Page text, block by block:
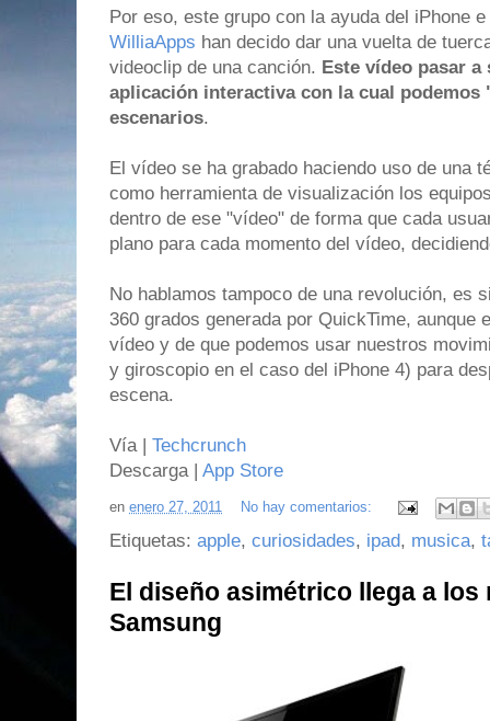
Por eso, este grupo con la ayuda del iPhone
WilliaApps han decido dar una vuelta de
videoclip de una canción. Este vídeo pasar
aplicación interactiva con la cual
escenarios.
El vídeo se ha grabado haciendo uso de una
como herramienta de visualización los
dentro de ese "vídeo" de forma que cada
plano para cada momento del vídeo,
No hablamos tampoco de una revolución, es
360 grados generada por QuickTime, aunque
vídeo y de que podemos usar nuestros
y giroscopio en el caso del iPhone 4) para
escena.
Vía | Techcrunch
Descarga | App Store
en enero 27, 2011 No hay comentarios:
Etiquetas: apple, curiosidades, ipad, musica,
El diseño asimétrico llega a los
Samsung